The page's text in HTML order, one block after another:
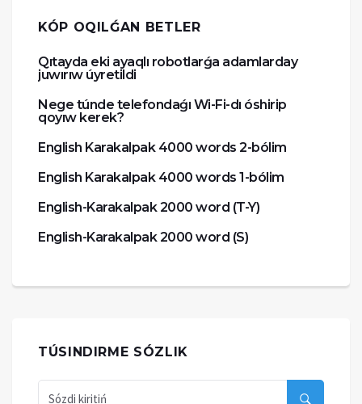
KÓP OQILǴAN BETLER
Qıtayda eki ayaqlı robotlarǵa adamlarday
juwırıw úyretildi
Nege túnde telefondaǵı Wi-Fi-dı óshirip
qoyıw kerek?
English Karakalpak 4000 words 2-bólim
English Karakalpak 4000 words 1-bólim
English-Karakalpak 2000 word (T-Y)
English-Karakalpak 2000 word (S)
TÚSINDIRME SÓZLIK